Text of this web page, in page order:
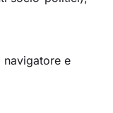
navigatore e